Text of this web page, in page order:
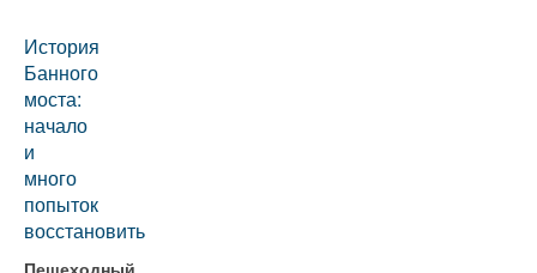
История
Банного
моста:
начало
и
много
попыток
восстановить